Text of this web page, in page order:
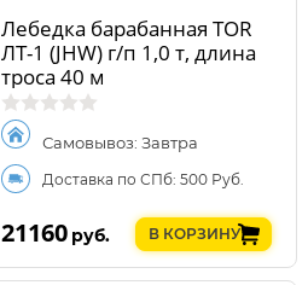
Лебедка барабанная TOR
ЛТ-1 (JHW) г/п 1,0 т, длина
троса 40 м
Самовывоз: Завтра
Доставка по СПб: 500 Руб.
21160 руб. В КОРЗИНУ